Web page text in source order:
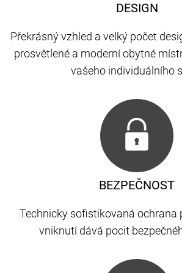
DESIGN
Překrásný vzhled a velký počet
prosvětlené a moderní obytné
vašeho individuálního
BEZPEČNOST
Technicky sofistikovaná ochrana
vniknutí dává pocit